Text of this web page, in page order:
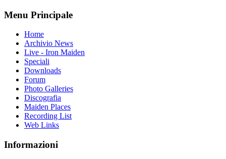
Menu Principale
Home
Archivio News
Live - Iron Maiden
Speciali
Downloads
Forum
Photo Galleries
Discografia
Maiden Places
Recording List
Web Links
Informazioni